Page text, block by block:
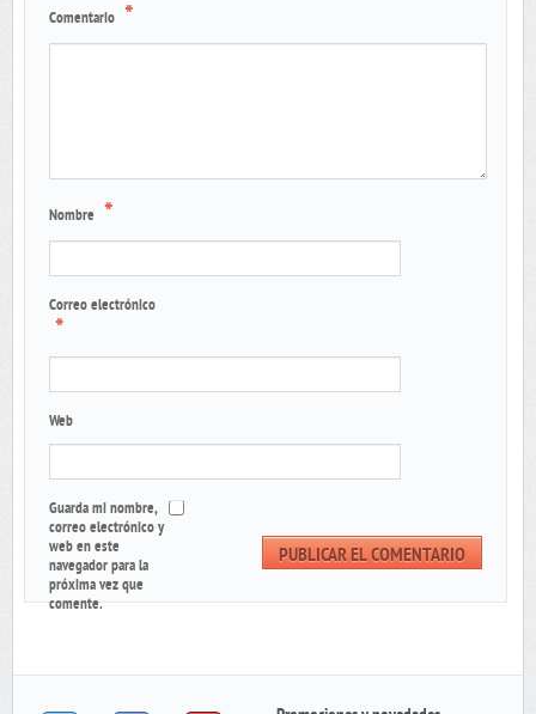
Comentario *
Nombre *
Correo electrónico
*
Web
Guarda mi nombre,
correo electrónico y
web en este
navegador para la
próxima vez que
comente.